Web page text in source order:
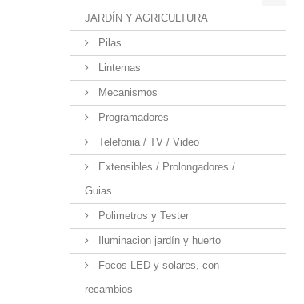
JARDÍN Y AGRICULTURA
Pilas
Linternas
Mecanismos
Programadores
Telefonia / TV / Video
Extensibles / Prolongadores /
Guias
Polimetros y Tester
Iluminacion jardín y huerto
Focos LED y solares, con
recambios